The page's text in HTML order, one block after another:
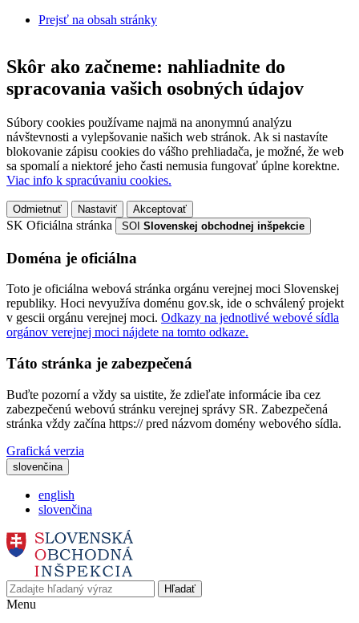
Prejsť na obsah stránky
Skôr ako začneme: nahliadnite do
spracovania vašich osobných údajov
Súbory cookies používame najmä na anonymnú analýzu
návštevnosti a vylepšovanie našich web stránok. Ak si nastavíte
blokovanie zápisu cookies do vášho prehliadača, je možné, že web
sa spomalí a niektoré jeho časti nemusia fungovať úplne korektne.
Viac info k spracúvaniu cookies.
Odmietnuť Nastaviť Akceptovať
SK Oficiálna stránka SOI Slovenskej obchodnej inšpekcie
Doména je oficiálna
Toto je oficiálna webová stránka orgánu verejnej moci Slovenskej
republiky. Hoci nevyužíva doménu gov.sk, ide o schválený projekt
v gescii orgánu verejnej moci. Odkazy na jednotlivé webové sídla
orgánov verejnej moci nájdete na tomto odkaze.
Táto stránka je zabezpečená
Buďte pozorní a vždy sa uistite, že zdieľate informácie iba cez
zabezpečenú webovú stránku verejnej správy SR. Zabezpečená
stránka vždy začína https:// pred názvom domény webového sídla.
Grafická verzia
slovenčina
english
slovenčina
Hľadať
Menu